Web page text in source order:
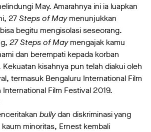
May. Amarahnya ini ia luapkan
27Steps of Maymenunjukkan
begitu mengisolasi seseorang.
27 Steps of Maymengajak kamu
dan berempati kepada korban
Kekuatan kisahnya pun telah diakui oleh
termasuk Bengaluru International Film
Film Festival 2019.
bullydan diskriminasi yang
minoritas, Ernest kembali